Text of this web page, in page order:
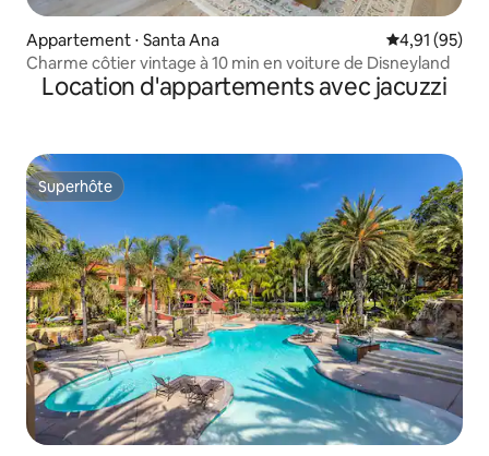
Appartement ⋅ Santa Ana Évaluation
4,91 (95)
Charme côtier vintage à 10 min en voiture de Disneyland
Location d'appartements avec jacuzzi
Superhôte
Superhôte